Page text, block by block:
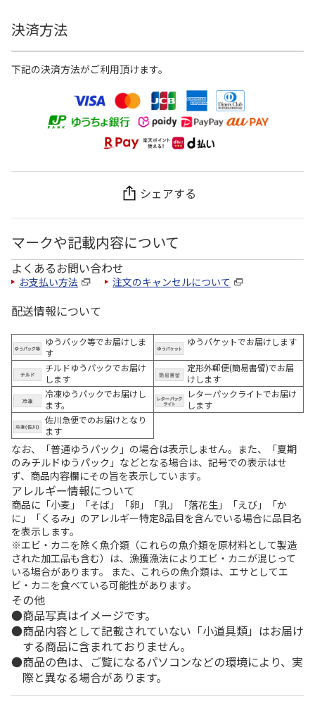
決済方法
下記の決済方法がご利用頂けます。
シェアする
マークや記載内容について
よくあるお問い合わせ
お支払い方法 注文のキャンセルについて
配送情報について
ゆうパック等でお届けしま
す
ゆうパケットでお届けします
チルドゆうパックでお届け
します
定形外郵便(簡易書留)でお届
けします
冷凍ゆうパックでお届けし
ます。
レターパックライトでお届け
します
佐川急便でのお届けとなり
ます
なお、「普通ゆうパック」の場合は表示しません。また、「夏期
のみチルドゆうパック」などとなる場合は、記号での表示はせ
ず、商品内容欄にその旨を表示しています。
アレルギー情報について
商品に「小麦」「そば」「卵」「乳」「落花生」「えび」「か
に」「くるみ」のアレルギー特定8品目を含んでいる場合に品目名
を表示します。
※エビ・カニを除く魚介類（これらの魚介類を原材料として製造
された加工品も含む）は、漁獲漁法によりエビ・カニが混じって
いる場合があります。 また、これらの魚介類は、エサとしてエ
ビ・カニを食べている可能性があります。
その他
商品写真はイメージです。
商品内容として記載されていない「小道具類」はお届け
する商品に含まれておりません。
商品の色は、ご覧になるパソコンなどの環境により、実
際と異なる場合があります。